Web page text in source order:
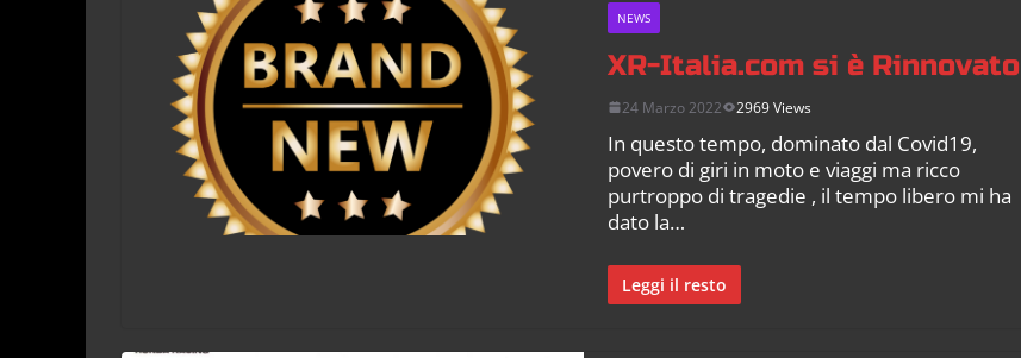
NEWS
XR-Italia.com si è Rinnovato
24 Marzo 2022 2969 Views
In questo tempo, dominato dal Covid19,
povero di giri in moto e viaggi ma ricco
purtroppo di tragedie , il tempo libero mi ha
dato la…
Leggi il resto